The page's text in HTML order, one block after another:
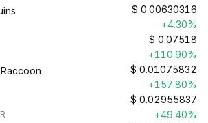
$ 0.00630316
+4.30%
$ 0.07518
+110.90%
$ 0.01075832
+157.80%
$ 0.02955837
+49.40%